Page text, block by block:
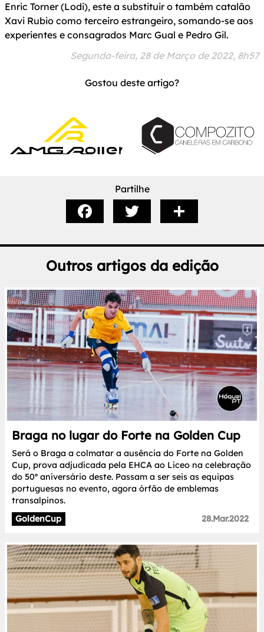
Enric Torner (Lodi), este a substituir o também catalão
Xavi Rubio como terceiro estrangeiro, somando-se aos
experientes e consagrados Marc Gual e Pedro Gil.
Segunda-feira, 28 de Março de 2022, 8h57
Gostou deste artigo?
Partilhe
Outros artigos da edição
Braga no lugar do Forte na Golden Cup
Será o Braga a colmatar a ausência do Forte na Golden
Cup, prova adjudicada pela EHCA ao Liceo na celebração
do 50º aniversário deste. Passam a ser seis as equipas
portuguesas no evento, agora órfão de emblemas
transalpinos.
GoldenCup
28.Mar.2022